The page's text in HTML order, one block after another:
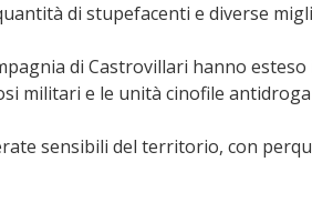
di stupefacenti e diverse
di Castrovillari hanno
militari e le unità cinofile
sensibili del territorio, con